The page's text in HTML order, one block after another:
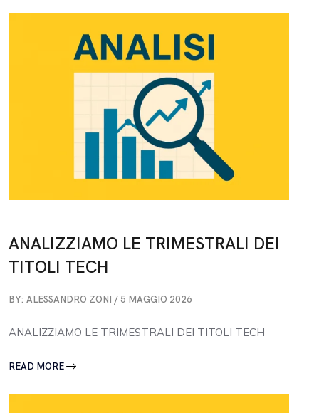
ANALIZZIAMO LE TRIMESTRALI DEI
TITOLI TECH
BY: ALESSANDRO ZONI / 5 MAGGIO 2026
ANALIZZIAMO LE TRIMESTRALI DEI TITOLI TECH
READ MORE